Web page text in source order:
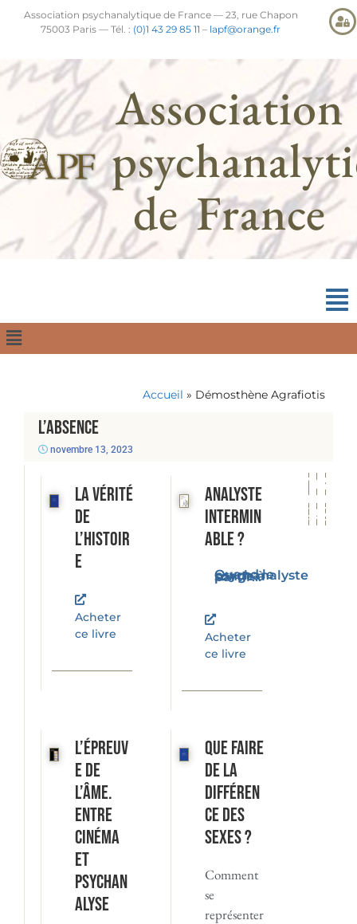
Association psychanalytique de France — 23, rue Chapon
75003 Paris — Tél. : (0)1 43 29 85 11 – lapf@orange.fr
Association
de France
Accueil » Démosthène Agrafiotis
L’ABSENCE
novembre 13, 2023
La vérité
de
l’histoir
e
Acheter
ce livre
Analyste
intermin
able ?
Quand le psychanalyste songe à partir...
Acheter
ce livre
L’Épreuv
e de
l’âme.
Entre
cinéma
et
psychan
alyse
Que faire
de la
différen
ce des
sexes ?
Comment
se
représenter